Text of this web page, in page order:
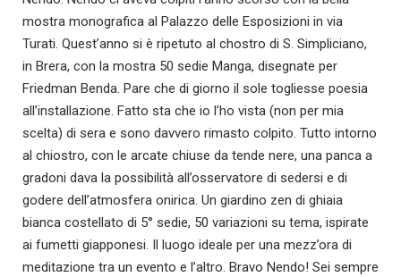
mostra monografica al Palazzo delle Esposizioni in via
Turati. Quest’anno si è ripetuto al chostro di S. Simpliciano,
in Brera, con la mostra 50 sedie Manga, disegnate per
Friedman Benda. Pare che di giorno il sole togliesse poesia
all’installazione. Fatto sta che io l’ho vista (non per mia
scelta) di sera e sono davvero rimasto colpito. Tutto intorno
al chiostro, con le arcate chiuse da tende nere, una panca a
gradoni dava la possibilità all’osservatore di sedersi e di
godere dell’atmosfera onirica. Un giardino zen di ghiaia
bianca costellato di 5° sedie, 50 variazioni su tema, ispirate
ai fumetti giapponesi. Il luogo ideale per una mezz’ora di
meditazione tra un evento e l’altro. Bravo Nendo! Sei sempre